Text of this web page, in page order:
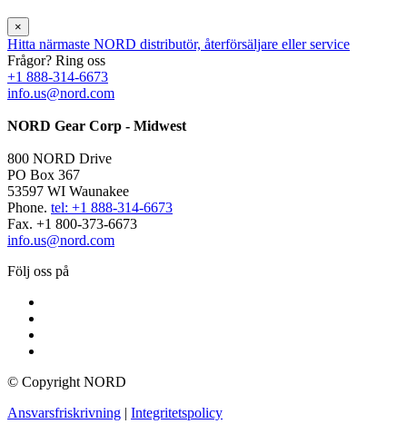
×
Hitta närmaste NORD distributör, återförsäljare eller service
Frågor? Ring oss
+1 888-314-6673
info.us@nord.com
NORD Gear Corp - Midwest
800 NORD Drive
PO Box 367
53597 WI Waunakee
Phone. tel: +1 888-314-6673
Fax. +1 800-373-6673
info.us@nord.com
Följ oss på
© Copyright NORD
Ansvarsfriskrivning | Integritetspolicy